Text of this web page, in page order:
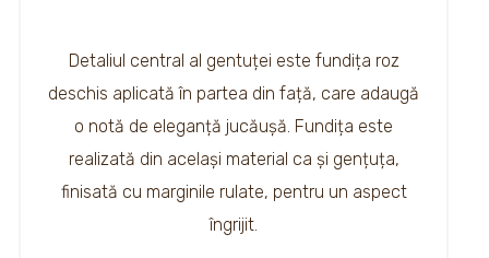
Detaliul central al gentuței este fundița roz
deschis aplicată în partea din față, care adaugă
o notă de eleganță jucăușă. Fundița este
realizată din același material ca și gențuța,
finisată cu marginile rulate, pentru un aspect
îngrijit.